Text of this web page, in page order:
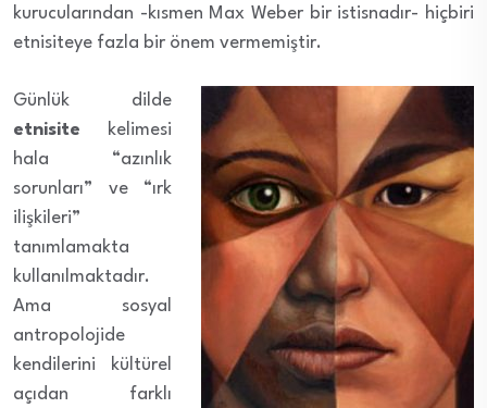
kurucularından -kısmen Max Weber bir istisnadır- hiçbiri
etnisiteye fazla bir önem vermemiştir.
Günlük dilde
etnisite kelimesi
hala “azınlık
sorunları” ve “ırk
ilişkileri”
tanımlamakta
kullanılmaktadır.
Ama sosyal
antropolojide
kendilerini kültürel
açıdan farklı